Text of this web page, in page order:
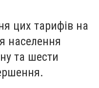
цих тарифів на
населення
та шести